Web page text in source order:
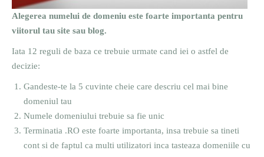
Alegerea numelui de domeniu este foarte importanta pentru
viitorul tau site sau blog.
Iata 12 reguli de baza ce trebuie urmate cand iei o astfel de
decizie:
Gandeste-te la 5 cuvinte cheie care descriu cel mai bine
domeniul tau
Numele domeniului trebuie sa fie unic
Terminatia .RO este foarte importanta, insa trebuie sa tineti
cont si de faptul ca multi utilizatori inca tasteaza domeniile cu